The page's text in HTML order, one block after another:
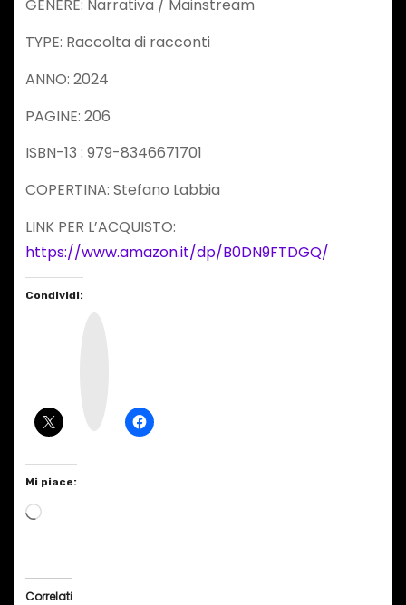
GENERE: Narrativa / Mainstream
TYPE: Raccolta di racconti
ANNO: 2024
PAGINE: 206
ISBN-13 : 979-8346671701
COPERTINA: Stefano Labbia
LINK PER L’ACQUISTO:
https://www.amazon.it/dp/B0DN9FTDGQ/
Condividi:
Mi piace:
C
Correlati